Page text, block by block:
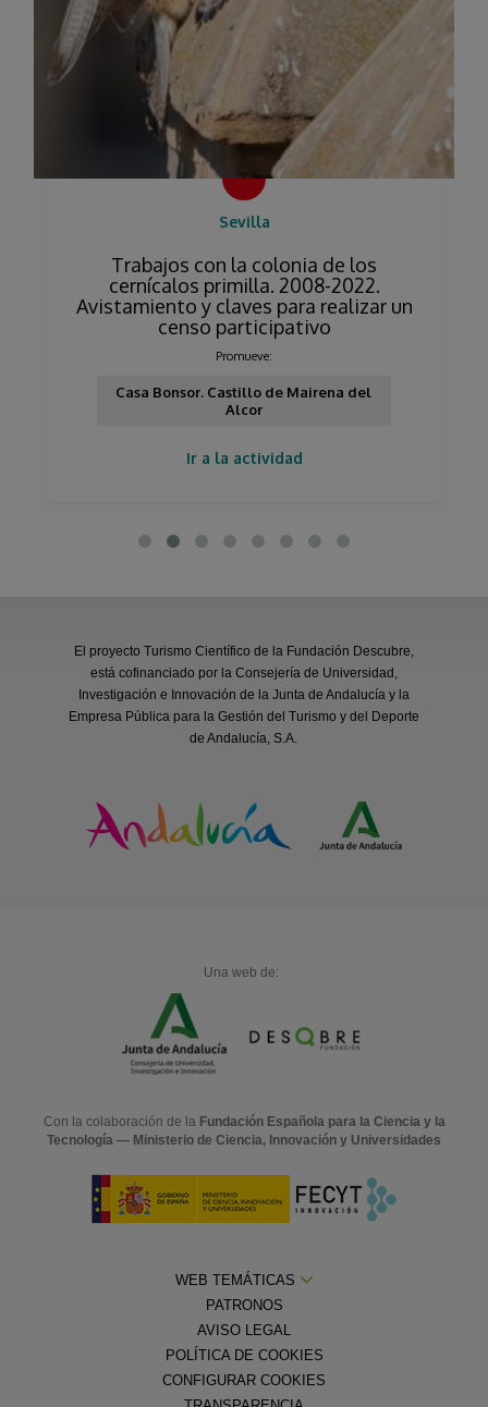
Sevilla
Trabajos con la colonia de los
cernícalos primilla. 2008-2022.
Avistamiento y claves para realizar un
censo participativo
Promueve:
Casa Bonsor. Castillo de Mairena del
Alcor
Ir a la actividad
El proyecto Turismo Científico de la Fundación Descubre,
está cofinanciado por la Consejería de Universidad,
Investigación e Innovación de la Junta de Andalucía y la
Empresa Pública para la Gestión del Turismo y del Deporte
de Andalucía, S.A.
Una web de:
Con la colaboración de la Fundación Española para la Ciencia y la
Tecnología — Ministerio de Ciencia, Innovación y Universidades
WEB TEMÁTICAS
PATRONOS
AVISO LEGAL
POLÍTICA DE COOKIES
CONFIGURAR COOKIES